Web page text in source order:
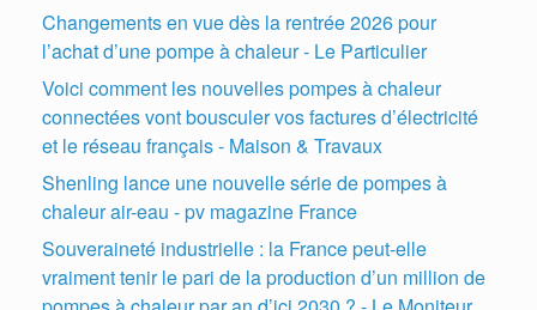
Changements en vue dès la rentrée 2026 pour
l’achat d’une pompe à chaleur - Le Particulier
Voici comment les nouvelles pompes à chaleur
connectées vont bousculer vos factures d’électricité
et le réseau français - Maison & Travaux
Shenling lance une nouvelle série de pompes à
chaleur air-eau - pv magazine France
Souveraineté industrielle : la France peut-elle
vraiment tenir le pari de la production d’un million de